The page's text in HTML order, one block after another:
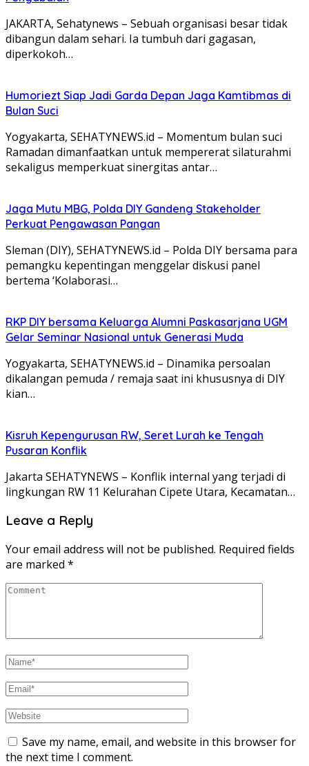
JAKARTA, Sehatynews – Sebuah organisasi besar tidak
dibangun dalam sehari. Ia tumbuh dari gagasan,
diperkokoh…
Humoriezt Siap Jadi Garda Depan Jaga Kamtibmas di
Bulan Suci
Yogyakarta, SEHATYNEWS.id – Momentum bulan suci
Ramadan dimanfaatkan untuk mempererat silaturahmi
sekaligus memperkuat sinergitas antar…
Jaga Mutu MBG, Polda DIY Gandeng Stakeholder
Perkuat Pengawasan Pangan
Sleman (DIY), SEHATYNEWS.id – Polda DIY bersama para
pemangku kepentingan menggelar diskusi panel
bertema ‘Kolaborasi…
RKP DIY bersama Keluarga Alumni Paskasarjana UGM
Gelar Seminar Nasional untuk Generasi Muda
Yogyakarta, SEHATYNEWS.id – Dinamika persoalan
dikalangan pemuda / remaja saat ini khususnya di DIY
kian…
Kisruh Kepengurusan RW, Seret Lurah ke Tengah
Pusaran Konflik
Jakarta SEHATYNEWS – Konflik internal yang terjadi di
lingkungan RW 11 Kelurahan Cipete Utara, Kecamatan…
Leave a Reply
Your email address will not be published. Required fields
are marked *
Save my name, email, and website in this browser for
the next time I comment.